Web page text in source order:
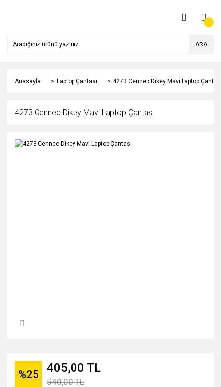
ARA
Anasayfa Laptop Çantası 4273 Cennec Dikey Mavi Laptop
4273 Cennec Dikey Mavi Laptop Çantası
%25 405,00 TL
540,00 TL